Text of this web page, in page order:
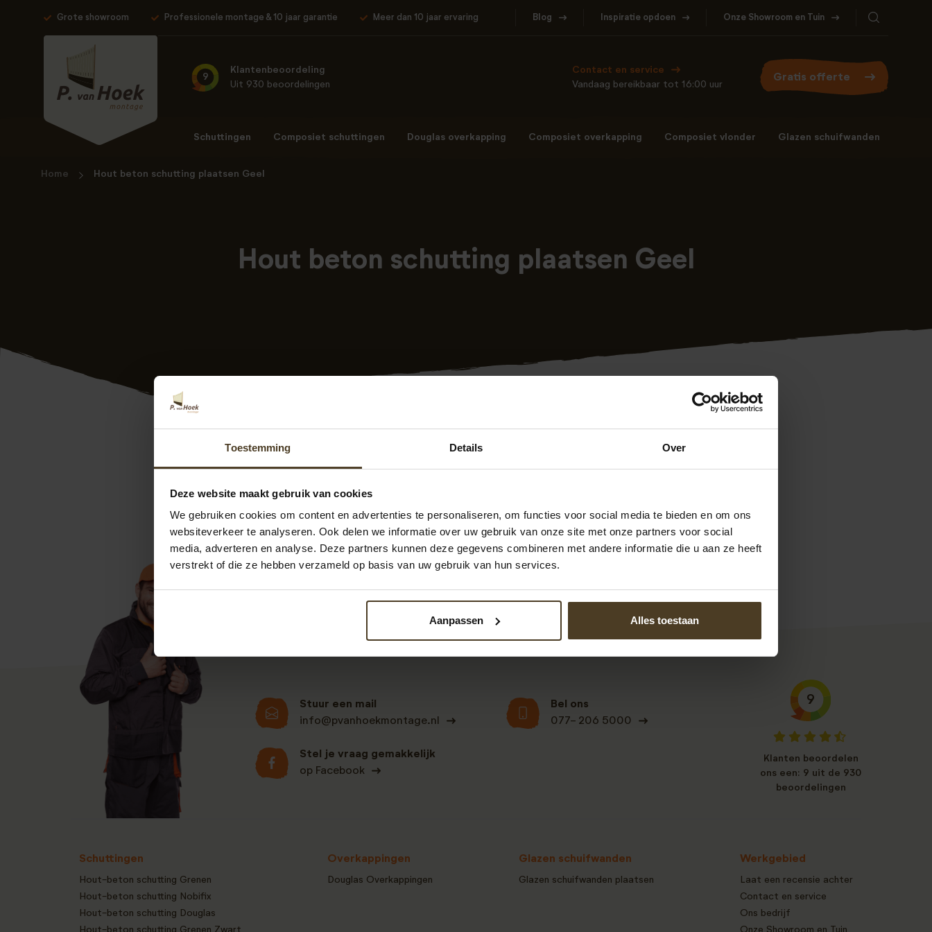
Toestemming Details Over
Deze website maakt gebruik van cookies
We gebruiken cookies om content en advertenties te personaliseren, om functies voor social media te bieden en om ons
websiteverkeer te analyseren. Ook delen we informatie over uw gebruik van onze site met onze partners voor social
media, adverteren en analyse. Deze partners kunnen deze gegevens combineren met andere informatie die u aan ze heeft
verstrekt of die ze hebben verzameld op basis van uw gebruik van hun services.
Aanpassen Alles toestaan
Grote showroom Professionele montage & 10 jaar garantie Meer dan 10 jaar ervaring Blog Inspiratie opdoen Onze Showroom en Tuin
9
Klantenbeoordeling
Uit 930 beoordelingen
Contact en service
Vandaag bereikbaar tot 16:00 uur
Gratis offerte
Schuttingen Composiet schuttingen Douglas overkapping Composiet overkapping Composiet vlonder Glazen schuifwanden
Home Hout beton schutting plaatsen Geel
Hout beton schutting plaatsen Geel
Hout beton schutting plaatsen Geel? Dat doen we al meer dan 10 jaar voor klanten in heel
uw wensen. Bij ons zit u dus goed! Bovendien hebben we goede prijs/kwaliteit verhouding. Meer
weten? Neem vrijblijvend met ons contact op. We zijn te bereiken op00-31-6-2418-3717of via
info@pvanhoekmontage.nlOok kunt u direct eenofferte schutting plaatsenaanvragen. We
helpen u graag!
Stuur een mail
info@pvanhoekmontage.nl
Bel ons
077- 206 5000
Stel je vraag gemakkelijk
op Facebook
9
Klanten beoordelen
ons een: 9 uit de 930
beoordelingen
Schuttingen
Hout-beton schutting Grenen
Hout-beton schutting Nobifix
Hout-beton schutting Douglas
Hout-beton schutting Grenen Zwart
Overkappingen
Douglas Overkappingen
Glazen schuifwanden
Glazen schuifwanden plaatsen
Werkgebied
Laat een recensie achter
Contact en service
Ons bedrijf
Onze Showroom en Tuin